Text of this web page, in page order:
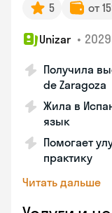
5 от
Unizar •
Получила
de Zaragoza
Жила в
язык
Помогает
практику
Читать дальше